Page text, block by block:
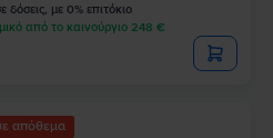
δόσεις, με 0% επιτόκιο
από το καινούργιο 248 €
απόθεμα